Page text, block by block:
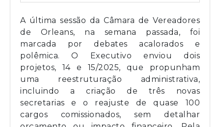
A última sessão da Câmara de Vereadores
de Orleans, na semana passada, foi
marcada por debates acalorados e
polêmica. O Executivo enviou dois
projetos, 14 e 15/2025, que propunham
uma reestruturação administrativa,
incluindo a criação de três novas
secretarias e o reajuste de quase 100
cargos comissionados, sem detalhar